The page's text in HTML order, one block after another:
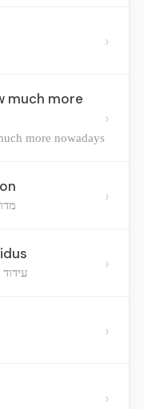
›
much more
more nowadays.
›
›
›
›
›